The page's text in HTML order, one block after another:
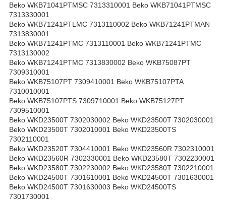
Beko WKB71041PTMSC 7313310001 Beko WKB71041PTMSC
7313330001
Beko WKB71241PTLMC 7313110002 Beko WKB71241PTMAN
7313830001
Beko WKB71241PTMC 7313110001 Beko WKB71241PTMC
7313130002
Beko WKB71241PTMC 7313830002 Beko WKB75087PT
7309310001
Beko WKB75107PT 7309410001 Beko WKB75107PTA
7310010001
Beko WKB75107PTS 7309710001 Beko WKB75127PT
7309510001
Beko WKD23500T 7302030002 Beko WKD23500T 7302030001
Beko WKD23500T 7302010001 Beko WKD23500TS
7302110001
Beko WKD23520T 7304410001 Beko WKD23560R 7302310001
Beko WKD23560R 7302330001 Beko WKD23580T 7302230001
Beko WKD23580T 7302230002 Beko WKD23580T 7302210001
Beko WKD24500T 7301610001 Beko WKD24500T 7301630001
Beko WKD24500T 7301630003 Beko WKD24500TS
7301730001